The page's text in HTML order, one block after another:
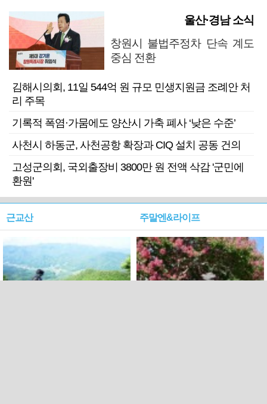
울산·경남 소식
창원시 불법주정차 단속 계도
중심 전환
김해시의회, 11일 544억 원 규모 민생지원금 조례안 처
리 주목
기록적 폭염·가뭄에도 양산시 가축 폐사 ‘낮은 수준’
사천시 하동군, 사천공항 확장과 CIQ 설치 공동 건의
고성군의회, 국외출장비 3800만 원 전액 삭감 '군민에
환원'
근교산 주말엔&라이프